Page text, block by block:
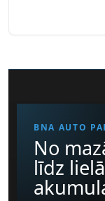
BNA AUTO
No
līdz